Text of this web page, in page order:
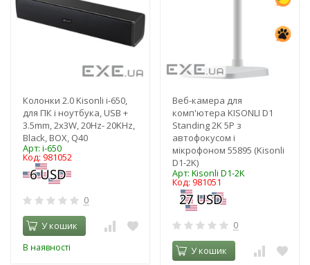
Колонки 2.0 Kisonli i-650,
для ПК і ноутбука, USB +
3.5mm, 2x3W, 20Hz- 20KHz,
Black, BOX, Q40
Арт: i-650
Код: 981052
0
У кошик
В наявності
Веб-камера для
комп'ютера KISONLI D1
Standing 2K 5P з
автофокусом і
мікрофоном 55895 (Kisonli
D1-2K)
Арт: Kisonli D1-2K
Код: 981051
0
У кошик